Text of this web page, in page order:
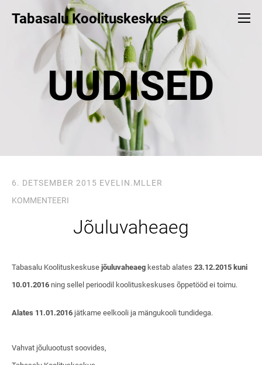
Tabasalu Koolituskeskus
UUDISED
6. DETSEMBER 2015 EVELIN.MLLER
KOMMENTEERI
Jõuluvaheaeg
Tabasalu Koolituskeskuse jõuluvaheaeg kestab alates 23.12.2015 kuni
10.01.2016 ning sellel perioodil koolituskeskuses õppetööd ei toimu.
Alates 11.01.2016 jätkame eelkooli ja mängukooli tundidega.
Vahvat jõuluootust soovides,